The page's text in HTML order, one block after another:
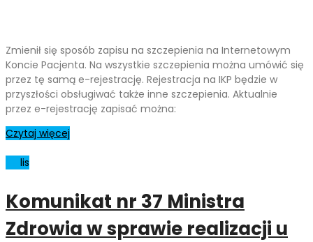
Zmienił się sposób zapisu na szczepienia na Internetowym
Koncie Pacjenta. Na wszystkie szczepienia można umówić się
przez tę samą e-rejestrację. Rejestracja na IKP będzie w
przyszłości obsługiwać także inne szczepienia. Aktualnie
przez e-rejestrację zapisać można:
Czytaj więcej
lis
Komunikat nr 37 Ministra
Zdrowia w sprawie realizacji u